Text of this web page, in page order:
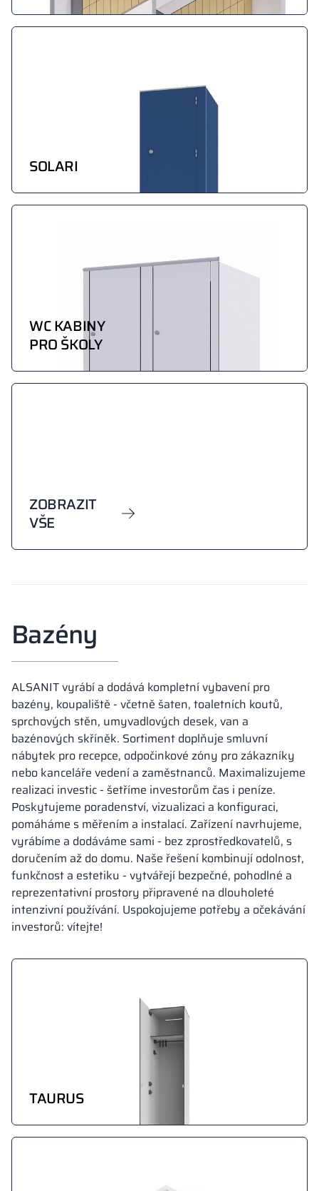
SOLARI
WC KABINY
PRO ŠKOLY
ZOBRAZIT
VŠE
Bazény
ALSANIT vyrábí a dodává kompletní vybavení pro
bazény, koupaliště - včetně šaten, toaletních koutů,
sprchových stěn, umyvadlových desek, van a
bazénových skříněk. Sortiment doplňuje smluvní
nábytek pro recepce, odpočinkové zóny pro zákazníky
nebo kanceláře vedení a zaměstnanců. Maximalizujeme
realizaci investic - šetříme investorům čas i peníze.
Poskytujeme poradenství, vizualizaci a konfiguraci,
pomáháme s měřením a instalací. Zařízení navrhujeme,
vyrábíme a dodáváme sami - bez zprostředkovatelů, s
doručením až do domu. Naše řešení kombinují odolnost,
funkčnost a estetiku - vytvářejí bezpečné, pohodlné a
reprezentativní prostory připravené na dlouholeté
intenzivní používání. Uspokojujeme potřeby a očekávání
investorů: vítejte!
TAURUS